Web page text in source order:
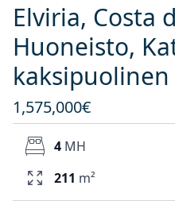
Elviria, Costa
Huoneisto,
kaksipuolinen
1,575,000€
4 MH
211 m²